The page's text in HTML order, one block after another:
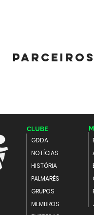
parceiros
GDDA
NOTÍCIAS
HISTÓRIA
PALMARÉS
GRUPOS
MEMBROS
CLUBE